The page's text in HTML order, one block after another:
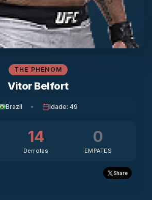
THE PHENOM
Vitor Belfort
Brazil • Idade: 49
14
Derrotas
0
EMPATES
Share